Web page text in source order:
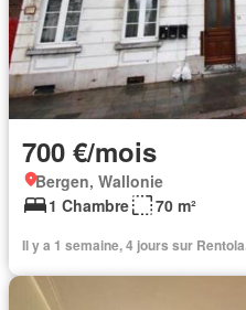
700 €/mois
Bergen, Wallonie
1 Chambre
70 m²
Il y a 1 semaine, 4 jours sur